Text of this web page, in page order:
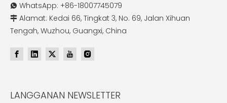
 WhatsApp: +86-18007745079
 Alamat: Kedai 66, Tingkat 3, No. 69, Jalan Xihuan
Tengah, Wuzhou, Guangxi, China
LANGGANAN NEWSLETTER